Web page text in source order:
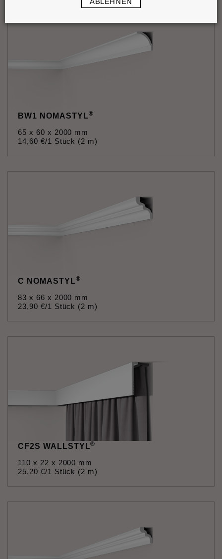
BW1 NOMASTYL®
65 x 60 x 2000 mm
14,60 €/1 Stück (2 m)
C NOMASTYL®
83 x 66 x 2000 mm
23,90 €/1 Stück (2 m)
CF2S WALLSTYL®
110 x 22 x 2000 mm
25,20 €/1 Stück (2 m)